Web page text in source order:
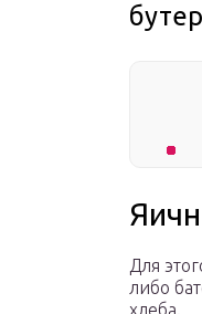
Для
либо
хлеба.